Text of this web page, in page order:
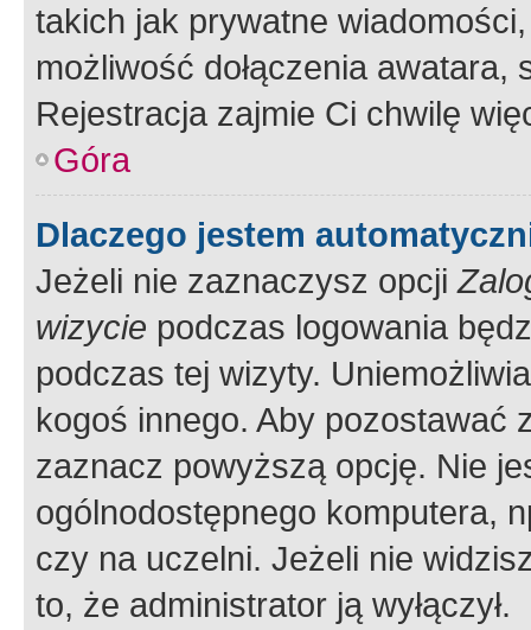
takich jak prywatne
możliwość dołączenia
Rejestracja zajmie Ci chwilę
Góra
Dlaczego jestem
Jeżeli nie zaznaczysz opcji
wizycie podczas logowania
podczas tej wizyty.
kogoś innego. Aby pozostawać
zaznacz powyższą opcję. Nie
ogólnodostępnego komputera,
czy na uczelni. Jeżeli nie
to, że administrator ją wyłączył.